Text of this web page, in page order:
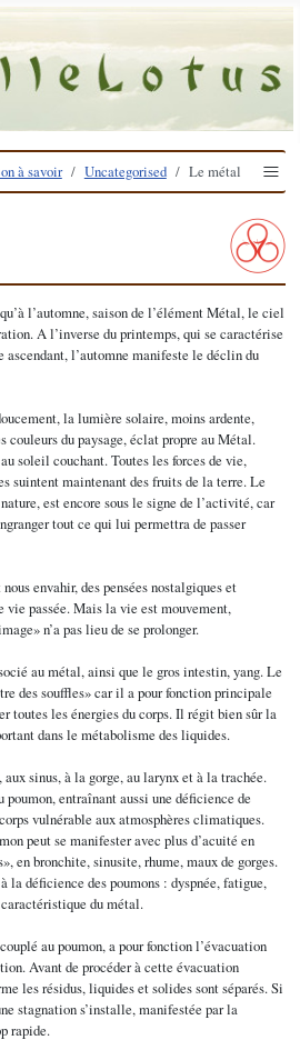
à savoir Uncategorised Le métal ≡
l’automne, saison de l’élément Métal, le ciel
A l’inverse du printemps, qui se caractérise
ascendant, l’automne manifeste le déclin du
la lumière solaire, moins ardente,
du paysage, éclat propre au Métal.
soleil couchant. Toutes les forces de vie,
suintent maintenant des fruits de la terre. Le
est encore sous le signe de l’activité, car
tout ce qui lui permettra de passer
envahir, des pensées nostalgiques et
vie passée. Mais la vie est mouvement,
n’a pas lieu de se prolonger.
au métal, ainsi que le gros intestin, yang. Le
des souffles» car il a pour fonction principale
toutes les énergies du corps. Il régit bien sûr la
dans le métabolisme des liquides.
sinus, à la gorge, au larynx et à la trachée.
entraînant aussi une déficience de
vulnérable aux atmosphères climatiques.
peut se manifester avec plus d’acuité en
en bronchite, sinusite, rhume, maux de gorges.
la déficience des poumons : dyspnée, fatigue,
du métal.
au poumon, a pour fonction l’évacuation
Avant de procéder à cette évacuation
les résidus, liquides et solides sont séparés. Si
stagnation s’installe, manifestée par la
rapide.